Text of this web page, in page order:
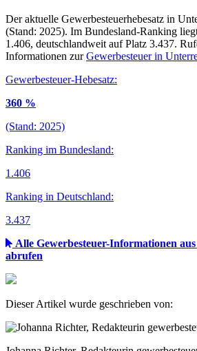
Der aktuelle Gewerbesteuerhebesatz in
(Stand: 2025). Im Bundesland-Ranking
1.406, deutschlandweit auf Platz 3.437.
Informationen zurGewerbesteuer in
Gewerbesteuer-Hebesatz:
360 %
(Stand: 2025)
Ranking im Bundesland:
1.406
Ranking in Deutschland:
3.437
Alle Gewerbesteuer-Informationen
abrufen
Dieser Artikel wurde geschrieben von: